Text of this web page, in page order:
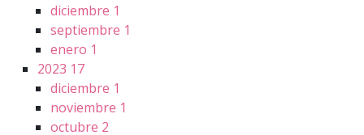
diciembre 1
septiembre 1
enero 1
2023 17
diciembre 1
noviembre 1
octubre 2